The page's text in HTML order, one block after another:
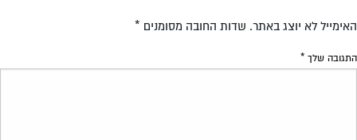
האימייל לא יוצג באתר. שדות החובה מסומנים *
התגובה שלך *